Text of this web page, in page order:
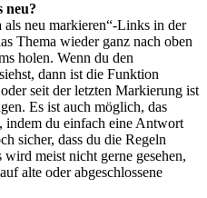
neu?
neu markieren“-Links in der
Thema wieder ganz nach oben
holen. Wenn du den
dann ist die Funktion
seit der letzten Markierung ist
Es ist auch möglich, das
indem du einfach eine Antwort
sicher, dass du die Regeln
wird meist nicht gerne gesehen,
alte oder abgeschlossene